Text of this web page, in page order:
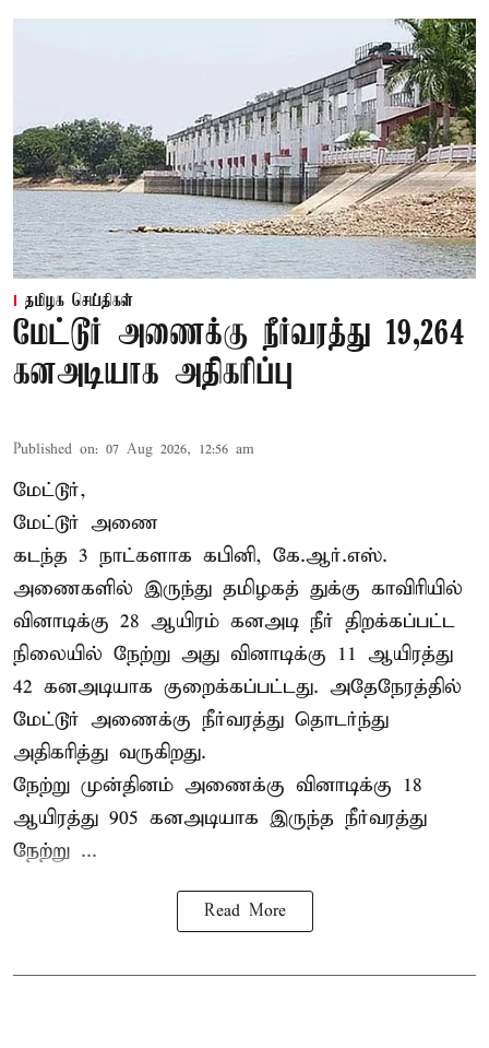
தமிழக செய்திகள்
மேட்டூர் அணைக்கு நீர்வரத்து 19,264
கனஅடியாக அதிகரிப்பு
Published on: 07 Aug 2026, 12:56 am
மேட்டூர்,
மேட்டூர் அணை
கடந்த 3 நாட்களாக கபினி, கே.ஆர்.எஸ்.
அணைகளில் இருந்து தமிழகத் துக்கு காவிரியில்
வினாடிக்கு 28 ஆயிரம் கனஅடி நீர் திறக்கப்பட்ட
நிலையில் நேற்று அது வினாடிக்கு 11 ஆயிரத்து
42 கனஅடியாக குறைக்கப்பட்டது. அதேநேரத்தில்
மேட்டூர் அணைக்கு நீர்வரத்து தொடர்ந்து
அதிகரித்து வருகிறது.
நேற்று முன்தினம் அணைக்கு வினாடிக்கு 18
ஆயிரத்து 905 கனஅடியாக இருந்த நீர்வரத்து
நேற்று ...
Read More